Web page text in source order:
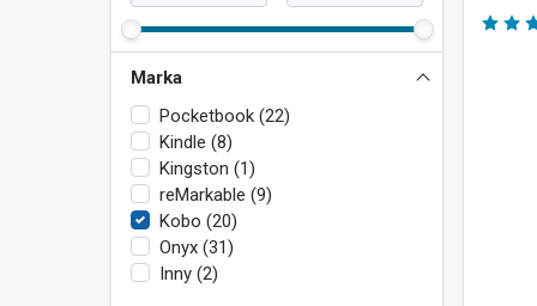
Marka
Pocketbook (22)
Kindle (8)
Kingston (1)
reMarkable (9)
Kobo (20)
Onyx (31)
Inny (2)